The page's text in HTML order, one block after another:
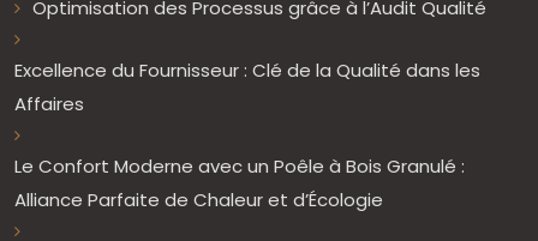
Optimisation des Processus grâce à l’Audit Qualité
Excellence du Fournisseur : Clé de la Qualité dans les
Affaires
Le Confort Moderne avec un Poêle à Bois Granulé :
Alliance Parfaite de Chaleur et d’Écologie